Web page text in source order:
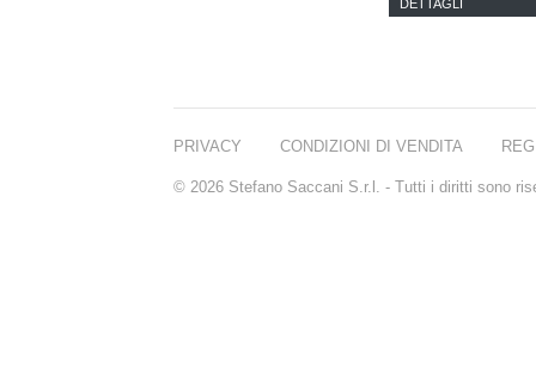
DETTAGLI
PRIVACY CONDIZIONI DI VENDITA
© 2026 Stefano Saccani S.r.l. - Tutti i diritti sono